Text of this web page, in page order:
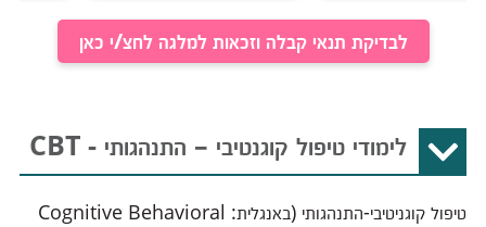
לבדיקת תנאי קבלה וזכאות למלגה לחצ/י כאן
לימודי טיפול קוגנטיבי – התנהגותי - CBT
טיפול קוגניטיבי-התנהגותי (באנגלית: Cognitive Behavioral